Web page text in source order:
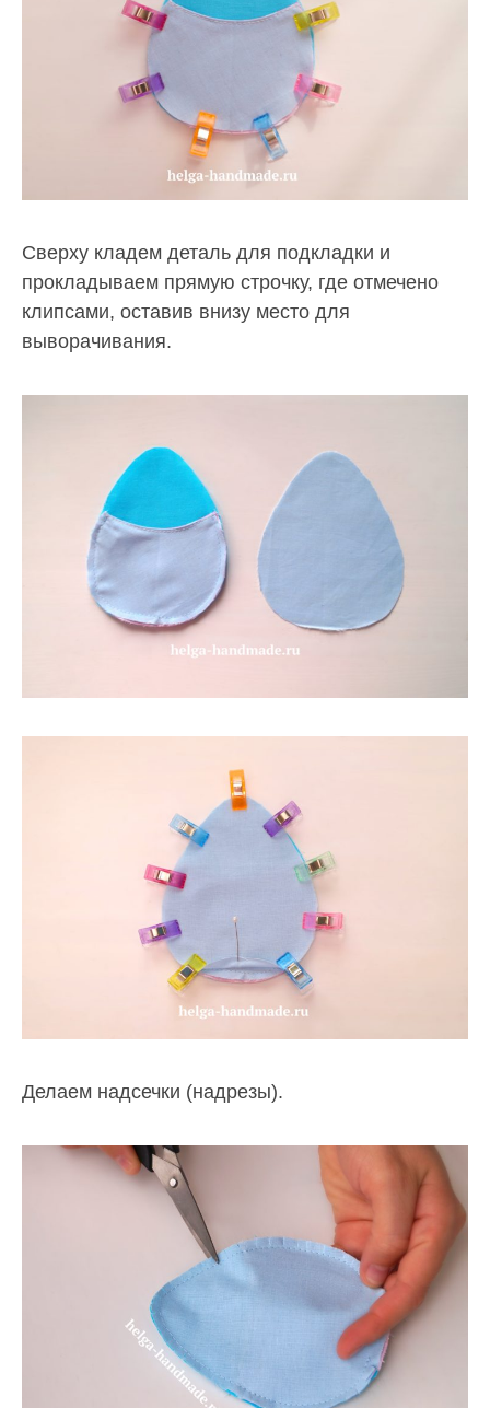
Сверху кладем деталь для подкладки и
прокладываем прямую строчку, где отмечено
клипсами, оставив внизу место для
выворачивания.
Делаем надсечки (надрезы).